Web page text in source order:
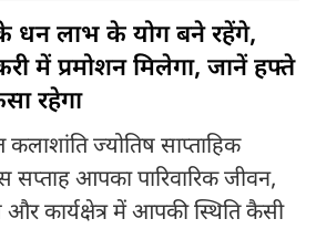
के धन लाभ के योग बने रहेंगे,
में प्रमोशन मिलेगा, जानें हफ्ते
रहेगा
कलाशांति ज्योतिष साप्ताहिक
सप्ताह आपका पारिवारिक जीवन,
कार्यक्षेत्र में आपकी स्थिति कैसी